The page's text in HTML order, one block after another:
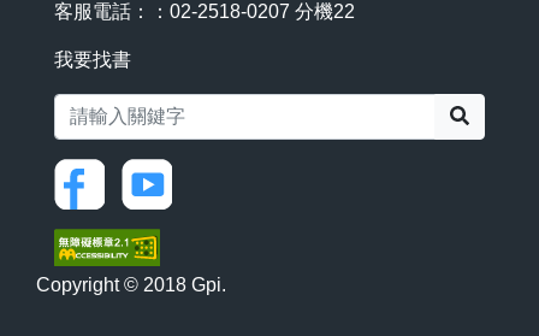
客服電話：：02-2518-0207 分機22
我要找書
Copyright © 2018 Gpi.